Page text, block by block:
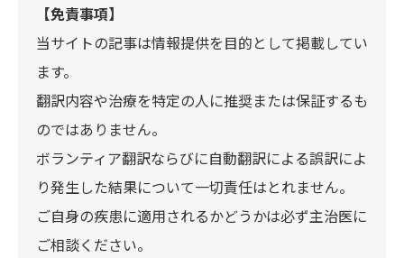
【免責事項】
当サイトの記事は情報提供を目的として掲載してい
ます。
翻訳内容や治療を特定の人に推奨または保証するも
のではありません。
ボランティア翻訳ならびに自動翻訳による誤訳によ
り発生した結果について一切責任はとれません。
ご自身の疾患に適用されるかどうかは必ず主治医に
ご相談ください。